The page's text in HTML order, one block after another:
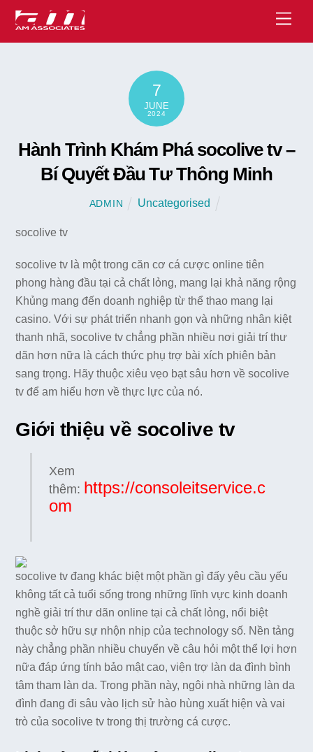
Skip
content
7
JUNE
2024
Hành Trình Khám Phá socolive tv –
Bí Quyết Đầu Tư Thông Minh
ADMIN Uncategorised
socolive tv
socolive tv là một trong căn cơ cá cược online tiên
phong hàng đầu tại cả chất lỏng, mang lại khả năng rộng
Khủng mang đến doanh nghiệp từ thể thao mang lại
casino. Với sự phát triển nhanh gọn và những nhân kiệt
thanh nhã, socolive tv chẳng phần nhiều nơi giải trí thư
dãn hơn nữa là cách thức phụ trợ bài xích phiên bản
sang trọng. Hãy thuộc xiêu vẹo bạt sâu hơn về socolive
tv để am hiểu hơn về thực lực của nó.
Giới thiệu về socolive tv
Xem
thêm: https://consoleitservice.c
om
socolive tv đang khác biệt một phần gì đấy yêu cầu yếu
không tất cả tuổi sống trong những lĩnh vực kinh doanh
nghề giải trí thư dãn online tại cả chất lỏng, nổi biệt
thuộc sở hữu sự nhộn nhịp của technology số. Nền tảng
này chẳng phần nhiều chuyển về câu hỏi một thể lợi hơn
nữa đáp ứng tính bảo mật cao, viện trợ làn da đình bình
tâm tham làn da. Trong phần này, ngôi nhà những làn da
đình đang đi sâu vào lịch sử hào hùng xuất hiện và vai
trò của socolive tv trong thị trường cá cược.